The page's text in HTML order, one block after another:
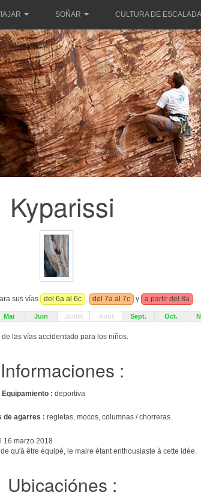
SOÑAR CULTURA DE ESCALADA
Kyparissi
sus vías del 6a al 6c , del 7a al 7c y a partir del 8a .
Mai Juin Juillet Août Sept. Oct.
de las vías accidentado para los niños.
Informaciones :
Equipamiento : deportiva
de agarres : regletas, mocos, columnas / chorreras.
16 marzo 2018
qu'à être équipé, le maire étant enthousiaste à cette idée.
Ubicaciónes :